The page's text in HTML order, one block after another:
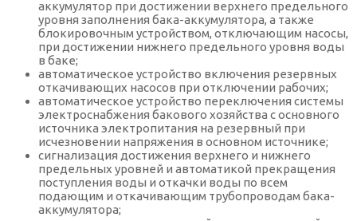
аккумулятор при достижении верхнего предельного
уровня заполнения бака-аккумулятора, а также
блокировочным устройством, отключающим насосы,
при достижении нижнего предельного уровня воды
в баке;
автоматическое устройство включения резервных
откачивающих насосов при отключении рабочих;
автоматическое устройство переключения системы
электроснабжения бакового хозяйства с основного
источника электропитания на резервный при
исчезновении напряжения в основном источнике;
сигнализация достижения верхнего и нижнего
предельных уровней и автоматикой прекращения
поступления воды и откачки воды по всем
подающим и откачивающим трубопроводам бака-
аккумулятора;